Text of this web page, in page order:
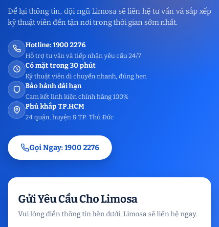
Để lại thông tin, đội ngũ Limosa sẽ liên hệ tư vấn và sắp xếp
kỹ thuật viên đến tận nơi trong thời gian sớm nhất.
Hotline: 1900 2276
Hỗ trợ tư vấn và tiếp nhận yêu cầu 24/7
Có mặt trong 30 phút
Kỹ thuật viên di chuyển nhanh, đúng hẹn
Bảo hành dài hạn
Cam kết linh kiện chính hãng 100%
Phủ khắp TP.HCM
24 quận, huyện & TP. Thủ Đức
Gọi Ngay: 1900 2276
Gửi Yêu Cầu Cho Limosa
Vui lòng điền thông tin bên dưới, Limosa sẽ liên hệ ngay.